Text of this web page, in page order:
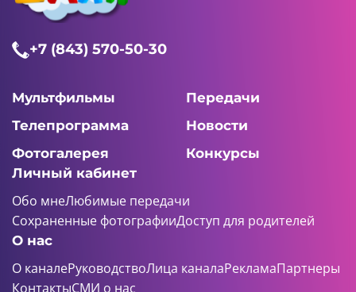
+7 (843) 570-50-30
Мультфильмы
Передачи
Телепрограмма
Новости
Фотогалерея
Конкурсы
Личный кабинет
Обо мнеЛюбимые передачи
Сохраненные фотографииДоступ для родителей
О нас
О каналеРуководствоЛица каналаРекламаПартнеры
КонтактыСМИ о нас